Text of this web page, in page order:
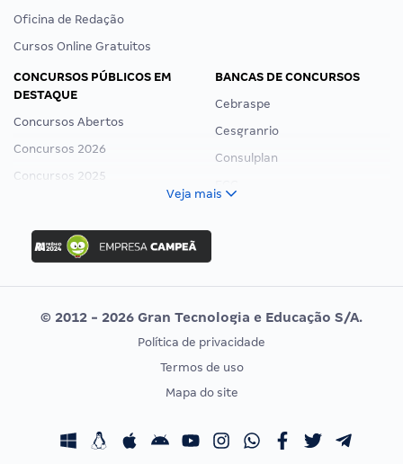
Oficina de Redação
Cursos Online Gratuitos
CONCURSOS PÚBLICOS EM
DESTAQUE
Concursos Abertos
Concursos 2026
Concursos 2025
Concurso Ibama
Concurso MPU
Editais publicados
BANCAS DE CONCURSOS
Cebraspe
Cesgranrio
Consulplan
Vunesp
CONCURSOS POR PROFISSÃO
Concursos Fiscais
EXAME DE ORDEM
Calendário OAB
Veja mais
© 2012 - 2026 Gran Tecnologia e Educação S/A.
Política de privacidade
Termos de uso
Mapa do site